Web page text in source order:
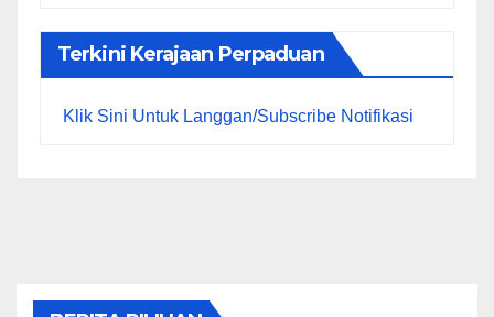
Terkini Kerajaan Perpaduan
Klik Sini Untuk Langgan/Subscribe Notifikasi